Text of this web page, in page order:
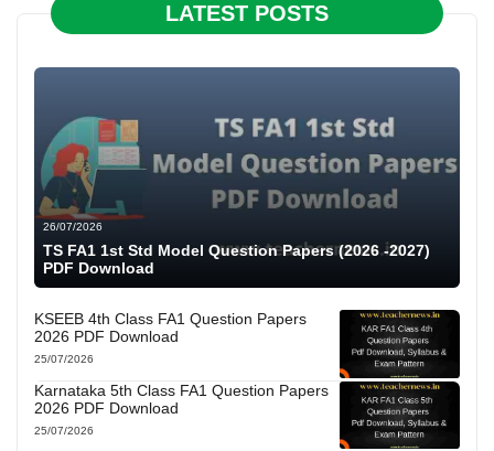
LATEST POSTS
26/07/2026
TS FA1 1st Std Model Question Papers (2026 -2027)
PDF Download
KSEEB 4th Class FA1 Question Papers
2026 PDF Download
25/07/2026
Karnataka 5th Class FA1 Question Papers
2026 PDF Download
25/07/2026